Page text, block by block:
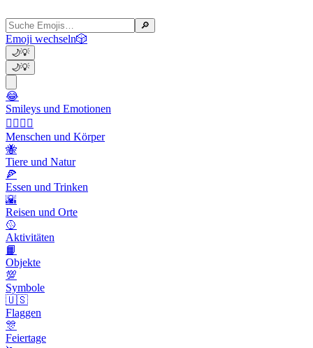
🔎
Emoji wechseln🎲
🌙💡
🌙💡
😂
Smileys und Emotionen
👩‍❤️‍💋‍👨
Menschen und Körper
🐝
Tiere und Natur
🍕
Essen und Trinken
🌇
Reisen und Orte
🥎
Aktivitäten
📙
Objekte
💯
Symbole
🇺🇸
Flaggen
🎊
Feiertage